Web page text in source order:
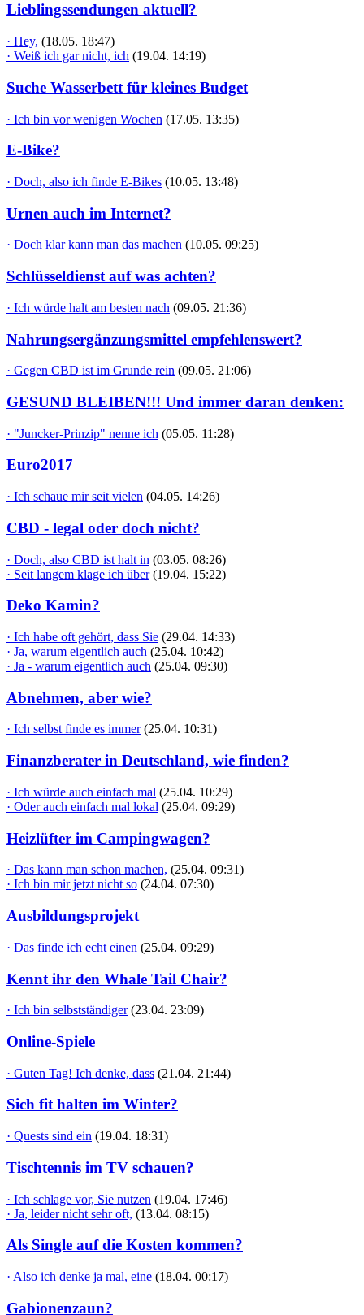
Lieblingssendungen aktuell?
· Hey, (18.05. 18:47)
· Weiß ich gar nicht, ich (19.04. 14:19)
Suche Wasserbett für kleines Budget
· Ich bin vor wenigen Wochen (17.05. 13:35)
E-Bike?
· Doch, also ich finde E-Bikes (10.05. 13:48)
Urnen auch im Internet?
· Doch klar kann man das machen (10.05. 09:25)
Schlüsseldienst auf was achten?
· Ich würde halt am besten nach (09.05. 21:36)
Nahrungsergänzungsmittel empfehlenswert?
· Gegen CBD ist im Grunde rein (09.05. 21:06)
GESUND BLEIBEN!!! Und immer daran denken:
· "Juncker-Prinzip" nenne ich (05.05. 11:28)
Euro2017
· Ich schaue mir seit vielen (04.05. 14:26)
CBD - legal oder doch nicht?
· Doch, also CBD ist halt in (03.05. 08:26)
· Seit langem klage ich über (19.04. 15:22)
Deko Kamin?
· Ich habe oft gehört, dass Sie (29.04. 14:33)
· Ja, warum eigentlich auch (25.04. 10:42)
· Ja - warum eigentlich auch (25.04. 09:30)
Abnehmen, aber wie?
· Ich selbst finde es immer (25.04. 10:31)
Finanzberater in Deutschland, wie finden?
· Ich würde auch einfach mal (25.04. 10:29)
· Oder auch einfach mal lokal (25.04. 09:29)
Heizlüfter im Campingwagen?
· Das kann man schon machen, (25.04. 09:31)
· Ich bin mir jetzt nicht so (24.04. 07:30)
Ausbildungsprojekt
· Das finde ich echt einen (25.04. 09:29)
Kennt ihr den Whale Tail Chair?
· Ich bin selbstständiger (23.04. 23:09)
Online-Spiele
· Guten Tag! Ich denke, dass (21.04. 21:44)
Sich fit halten im Winter?
· Quests sind ein (19.04. 18:31)
Tischtennis im TV schauen?
· Ich schlage vor, Sie nutzen (19.04. 17:46)
· Ja, leider nicht sehr oft, (13.04. 08:15)
Als Single auf die Kosten kommen?
· Also ich denke ja mal, eine (18.04. 00:17)
Gabionenzaun?